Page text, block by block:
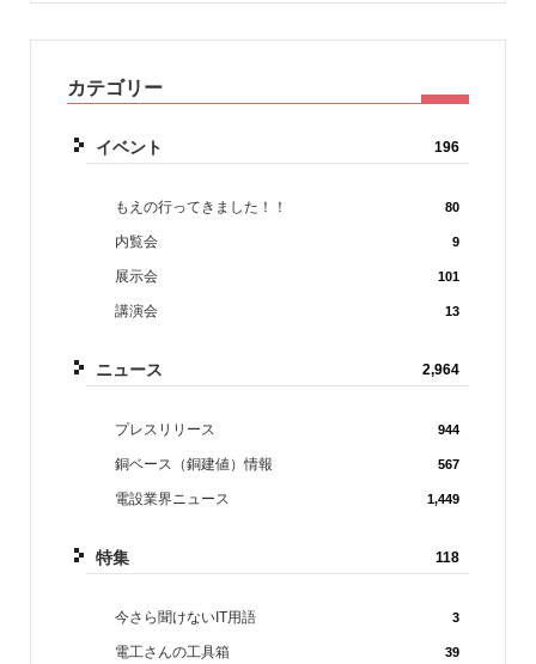
カテゴリー
イベント 196
もえの行ってきました！！ 80
内覧会 9
展示会 101
講演会 13
ニュース 2,964
プレスリリース 944
銅ベース（銅建値）情報 567
電設業界ニュース 1,449
特集 118
今さら聞けないIT用語 3
電工さんの工具箱 39